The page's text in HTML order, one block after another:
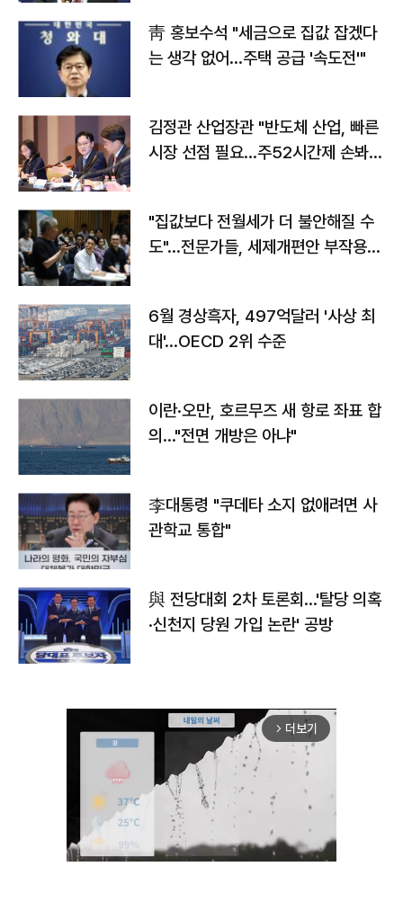
靑 홍보수석 "세금으로 집값 잡겠다
는 생각 없어…주택 공급 '속도전'"
김정관 산업장관 "반도체 산업, 빠른
시장 선점 필요…주52시간제 손봐
"집값보다 전월세가 더 불안해질 수
도"…전문가들, 세제개편안 부작용
6월 경상흑자, 497억달러 '사상 최
대'…OECD 2위 수준
이란·오만, 호르무즈 새 항로 좌표 합
의…"전면 개방은 아냐"
李대통령 "쿠데타 소지 없애려면 사
관학교 통합"
與 전당대회 2차 토론회…'탈당 의혹
·신천지 당원 가입 논란' 공방
arrow_forward_ios 더보기